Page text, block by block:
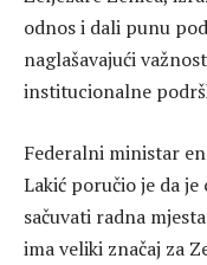
odnos i dali punu
naglašavajući
institucionalne
Federalni ministar
Lakić poručio je da
sačuvati radna
ima veliki značaj za